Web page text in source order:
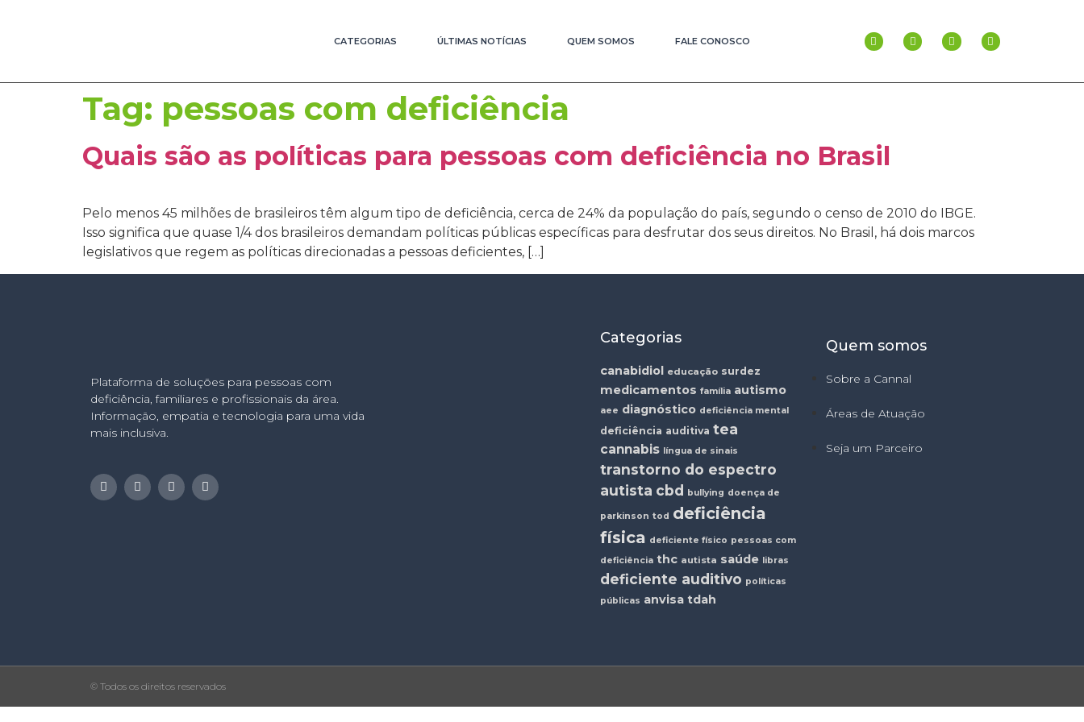
CATEGORIAS ÚLTIMAS NOTÍCIAS QUEM SOMOS FALE CONOSCO
Tag: pessoas com deficiência
Quais são as políticas para pessoas com deficiência no Brasil
Pelo menos 45 milhões de brasileiros têm algum tipo de deficiência, cerca de 24% da população do país, segundo o censo de 2010 do IBGE.
Isso significa que quase 1/4 dos brasileiros demandam políticas públicas específicas para desfrutar dos seus direitos. No Brasil, há dois marcos
legislativos que regem as políticas direcionadas a pessoas deficientes, […]
Plataforma de soluções para pessoas com
deficiência, familiares e profissionais da área.
Informação, empatia e tecnologia para uma vida
mais inclusiva.
Categorias
canabidiol educação surdez
medicamentos família autismo
aee diagnóstico deficiência mental
deficiência auditiva tea
cannabis língua de sinais
transtorno do espectro
autista cbd bullying doença de
parkinson tod deficiência
física deficiente físico pessoas com
deficiência thc autista saúde libras
deficiente auditivo políticas
públicas anvisa tdah
Quem somos
Sobre a Cannal
Áreas de Atuação
Seja um Parceiro
© Todos os direitos reservados